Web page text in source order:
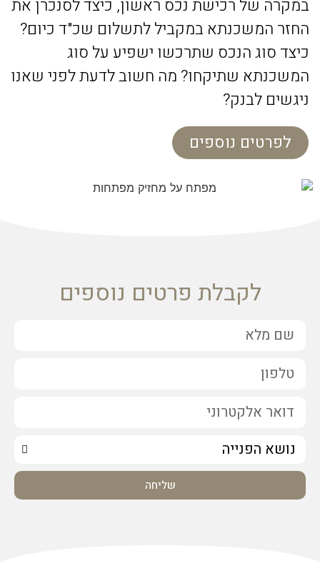
במקרה של רכישת נכס ראשון, כיצד לסנכרן את
החזר המשכנתא במקביל לתשלום שכ"ד כיום?
כיצד סוג הנכס שתרכשו ישפיע על סוג
המשכנתא שתיקחו? מה חשוב לדעת לפני שאנו
ניגשים לבנק?
לפרטים נוספים
לקבלת פרטים נוספים
שליחה